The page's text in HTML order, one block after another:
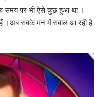
के समय पर भी ऐसे कुछ हुआ था ।
।अब सबके मन में सबाल आ रही है